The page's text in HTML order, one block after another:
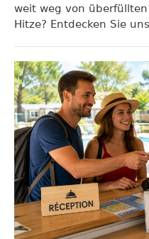
weit weg von
Hitze? Entdecken Sie